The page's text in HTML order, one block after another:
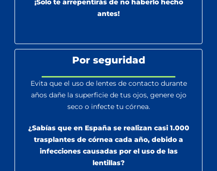
¡Solo te arrepentirás de no haberlo hecho
antes!
Por seguridad
Evita que el uso de lentes de contacto durante
años dañe la superficie de tus ojos, genere ojo
seco o infecte tu córnea.
¿Sabías que en España se realizan casi 1.000
trasplantes de córnea cada año, debido a
infecciones causadas por el uso de las
lentillas?